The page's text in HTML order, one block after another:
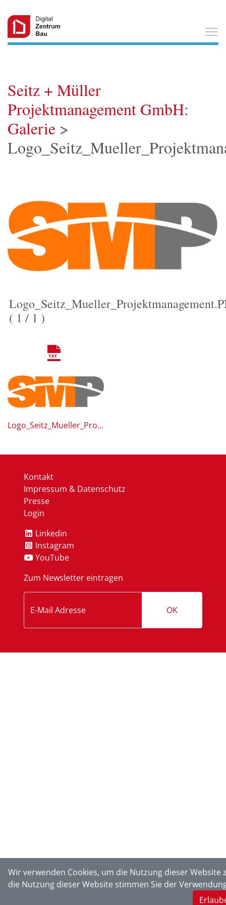
Seitz + Müller
Projektmanagement GmbH:
Galerie >
( 1 / 1 )
Logo_Seitz_Mueller_Projektmanagement.PNG
Kontakt
Impressum & Datenschutz
Presse
Login
Linkedin
Instagram
YouTube
Zum Newsletter eintragen
OK
Wir verwenden Cookies, um die Nutzung dieser Website
die Nutzung dieser Website stimmen Sie der